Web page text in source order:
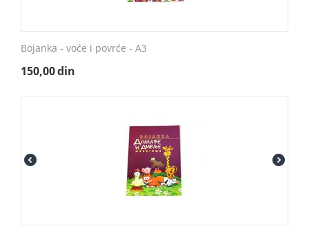
Bojanka - voće i povrće - A3
150,00din